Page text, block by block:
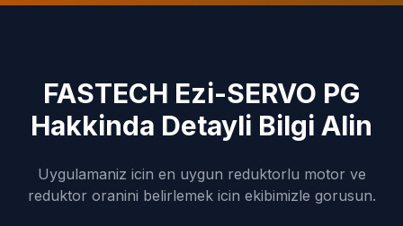
FASTECH Ezi-SERVO PG
Hakkinda Detayli Bilgi Alin
Uygulamaniz icin en uygun reduktorlu motor ve
reduktor oranini belirlemek icin ekibimizle gorusun.